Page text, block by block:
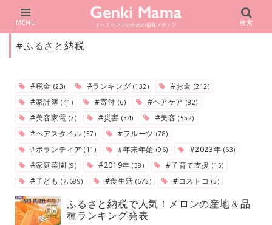
すべてのママのための情報メディア
MENU 検索
#ふるさと納税
#税金 (23) #ランキング (132) #お金 (212)
#家計簿(41) #寄付 (6) #ヘアケア (82)
#美容家電 (7) #災害 (34) #美容(552)
#ヘアスタイル(57) #フルーツ (78)
#ボランティア(11) #年末年始 (96) #2023年 (63)
#家庭菜園 (9) #2019年(38) #子育て支援 (15)
#子ども(7,689) #食生活 (672) #コストコ (5)
ふるさと納税で人気！メロンの産地＆品
種ランキング発表